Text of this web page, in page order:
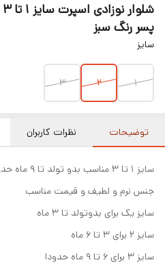
پسر رنگ سبز
سایز
1
2
3
توضیحات نظرات کاربران
سایز ۱ تا ۳ مناسب بدو تولد تا ۹ ماه حدودا
جنس نرم و لطیف و قیمت مناسب
سایز یک برای بدوتولد تا ۳ ماه
سایز ۲ برای ۳ تا ۶ ماه
سایز ۳ برای ۶ تا ۹ ماه حدودا